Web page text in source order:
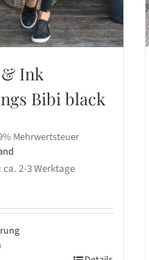
Ink
Bibi black
Mehrwertsteuer
ca. 2-3 Werktage